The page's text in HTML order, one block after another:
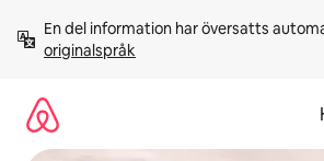
innehåll
En del information har översatts
originalspråk